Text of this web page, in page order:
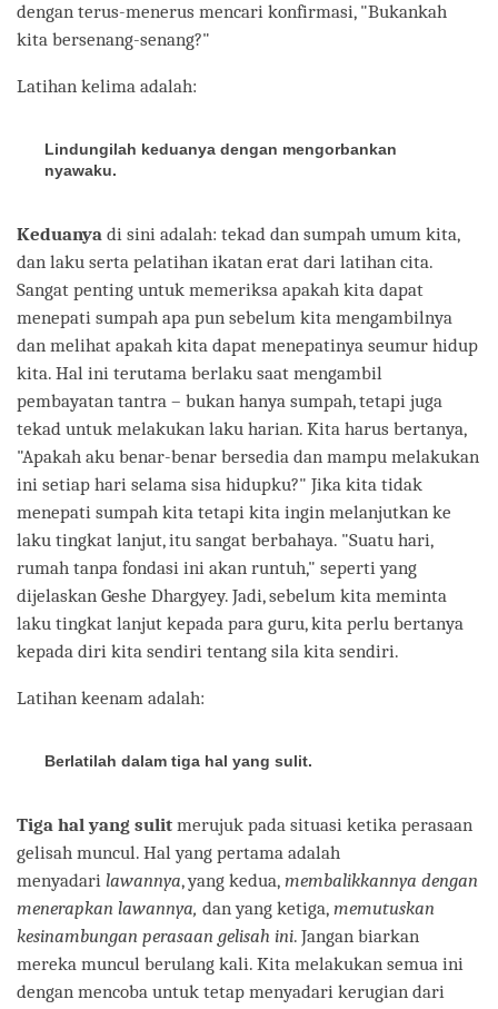
dengan terus-menerus mencari konfirmasi, "Bukankah
kita bersenang-senang?"
Latihan kelima adalah:
Lindungilah keduanya dengan mengorbankan
nyawaku.
Keduanya di sini adalah: tekad dan sumpah umum kita,
dan laku serta pelatihan ikatan erat dari latihan cita.
Sangat penting untuk memeriksa apakah kita dapat
menepati sumpah apa pun sebelum kita mengambilnya
dan melihat apakah kita dapat menepatinya seumur hidup
kita. Hal ini terutama berlaku saat mengambil
pembayatan tantra – bukan hanya sumpah, tetapi juga
tekad untuk melakukan laku harian. Kita harus bertanya,
"Apakah aku benar-benar bersedia dan mampu melakukan
ini setiap hari selama sisa hidupku?" Jika kita tidak
menepati sumpah kita tetapi kita ingin melanjutkan ke
laku tingkat lanjut, itu sangat berbahaya. "Suatu hari,
rumah tanpa fondasi ini akan runtuh," seperti yang
dijelaskan Geshe Dhargyey. Jadi, sebelum kita meminta
laku tingkat lanjut kepada para guru, kita perlu bertanya
kepada diri kita sendiri tentang sila kita sendiri.
Latihan keenam adalah:
Berlatilah dalam tiga hal yang sulit.
Tiga hal yang sulit merujuk pada situasi ketika perasaan
gelisah muncul. Hal yang pertama adalah
menyadari lawannya, yang kedua, membalikkannya dengan
menerapkan lawannya, dan yang ketiga, memutuskan
kesinambungan perasaan gelisah ini. Jangan biarkan
mereka muncul berulang kali. Kita melakukan semua ini
dengan mencoba untuk tetap menyadari kerugian dari